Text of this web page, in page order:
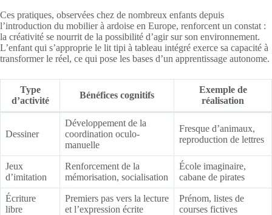
Ces pratiques, observées chez de nombreux enfants depuis
l’introduction du mobilier à ardoise en Europe, renforcent un constat :
la créativité se nourrit de la possibilité d’agir sur son environnement.
L’enfant qui s’approprie le lit tipi à tableau intégré exerce sa capacité à
transformer le réel, ce qui pose les bases d’un apprentissage autonome.
Type
d’activité
Bénéfices cognitifs
Exemple de
réalisation
Dessiner
Développement de la
coordination oculo-
manuelle
Fresque d’animaux,
reproduction de lettres
Jeux
d’imitation
Renforcement de la
mémorisation, socialisation
École imaginaire,
cabane de pirates
Écriture
libre
Premiers pas vers la lecture
et l’expression écrite
Prénom, listes de
courses fictives